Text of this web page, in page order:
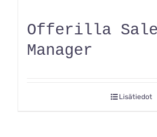
Offerilla
Manager
Lisätiedot